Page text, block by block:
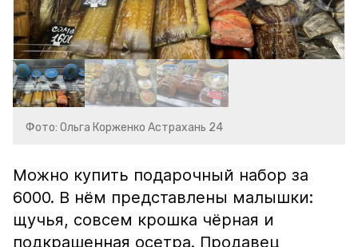
Фото: Ольга Корженко Астрахань 24
Можно купить подарочный набор за
6000. В нём представлены малышки:
щучья, совсем крошка чёрная и
подкрашенная осетра. Продавец